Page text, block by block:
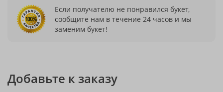
Если получателю не понравился букет,
сообщите нам в течение 24 часов и мы
заменим букет!
Добавьте к заказу